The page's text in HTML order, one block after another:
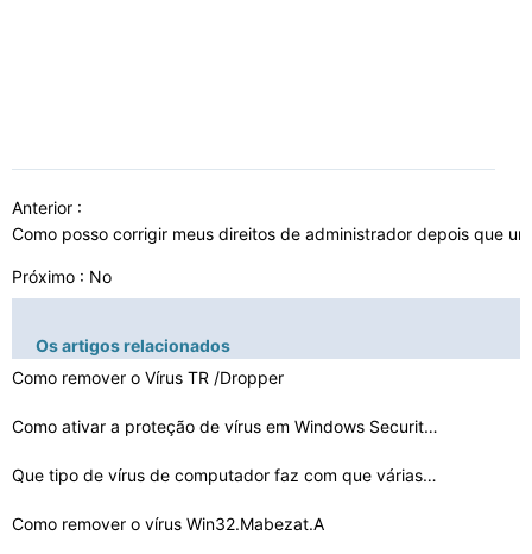
Anterior :
Como posso corrigir meus direitos de administrador depois que
Próximo : No
Os artigos relacionados
Como remover o Vírus TR /Dropper
Como ativar a proteção de vírus em Windows Security …
Que tipo de vírus de computador faz com que várias ja…
Como remover o vírus Win32.Mabezat.A